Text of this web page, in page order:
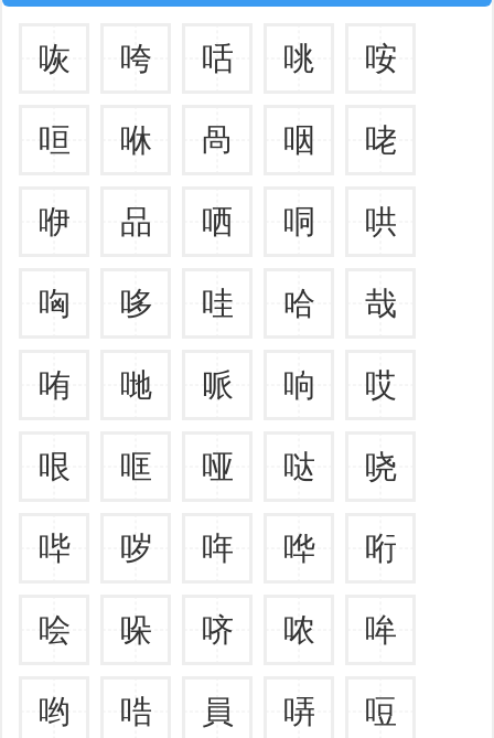
咴 咵 咶 咷 咹
咺 咻 咼 咽 咾
咿 品 哂 哃 哄
哅 哆 哇 哈 哉
哊 哋 哌 响 哎
哏 哐 哑 哒 哓
哔 哕 哖 哗 哘
哙 哚 哜 哝 哞
哟 哠 員 哢 哣